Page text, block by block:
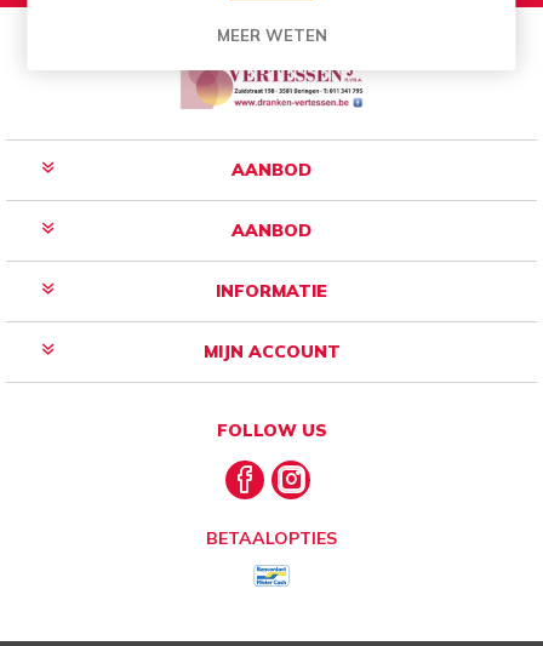
AANBOD
AANBOD
INFORMATIE
MIJN ACCOUNT
FOLLOW US
BETAALOPTIES
MEER WETEN